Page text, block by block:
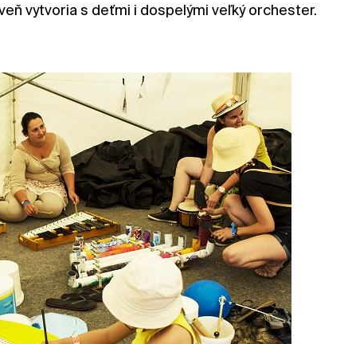
vytvoria s deťmi i dospelými veľký orchester.